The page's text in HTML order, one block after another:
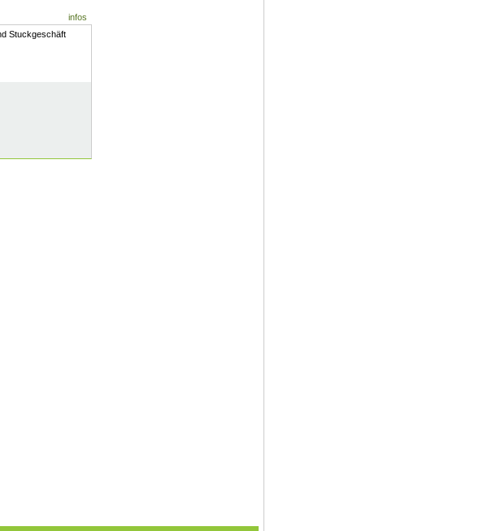
infos